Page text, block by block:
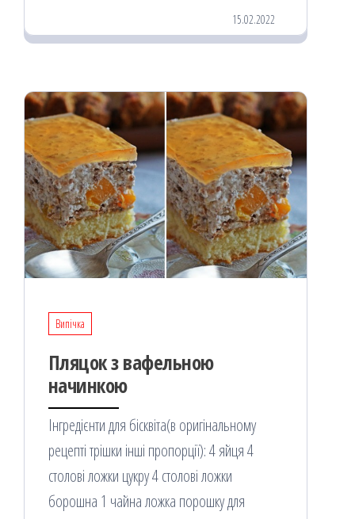
oo od ит
я
15.02.2022
Випічка
Пляцок з вафельною
начинкою
Інгредієнти для бісквіта(в оригінальному
рецепті трішки інші пропорції): 4 яйця 4
столові ложки цукру 4 столові ложки
борошна 1 чайна ложка порошку для